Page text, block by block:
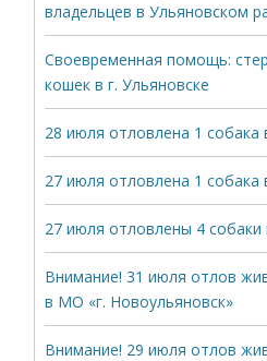
владельцев в Ульяновском
Своевременная помощь:
кошек в г. Ульяновске
28 июля отловлена 1 собака
27 июля отловлена 1 собака
27 июля отловлены 4
Внимание! 31 июля отлов
в МО «г. Новоульяновск»
Внимание! 29 июля отлов